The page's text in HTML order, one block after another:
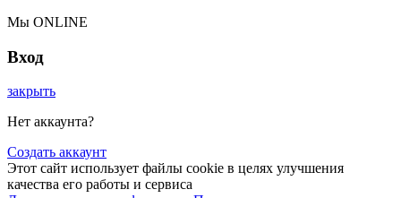
Мы ONLINE
Вход
закрыть
Нет аккаунта?
Создать аккаунт
Этот сайт использует файлы cookie в целях улучшения
качества его работы и сервиса